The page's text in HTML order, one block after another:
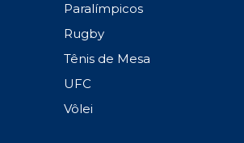
Paralímpicos
Rugby
Tênis de Mesa
UFC
Vôlei